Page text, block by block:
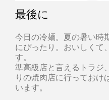
最後に
今日の冷麺。夏の暑い時
にぴったり。おいしくて
す。
準高級店と言えるトラジ
りの焼肉店に行っておけ
います。